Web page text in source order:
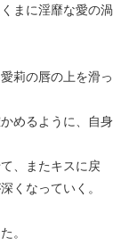
まに淫靡な愛の渦
莉の唇の上を滑っ
めるように、自身
、またキスに戻
くなっていく。
。